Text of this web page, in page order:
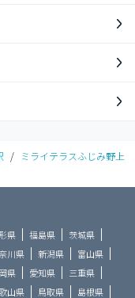
/ ミライテラスふじみ野上
県 福島県
茨城県
川県 新潟県
富山県
県 愛知県
三重県
山県 鳥取県 島根県